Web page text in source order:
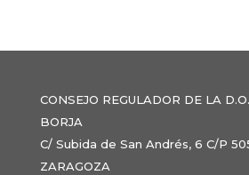
CONSEJO REGULADOR DE LA
BORJA
C/ Subida de San Andrés, 6 C/P
ZARAGOZA